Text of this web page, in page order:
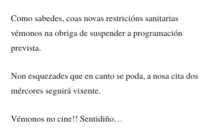
Como sabedes, coas novas restricións sanitarias
vémonos na obriga de suspender a programación
prevista.
Non esquezades que en canto se poda, a nosa cita dos
mércores seguirá vixente.
Vémonos no cine!! Sentidiño…